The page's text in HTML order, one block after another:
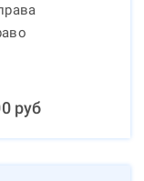
руб